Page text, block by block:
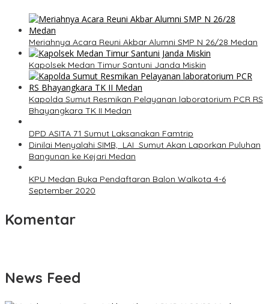
Meriahnya Acara Reuni Akbar Alumni SMP N 26/28 Medan
Kapolsek Medan Timur Santuni Janda Miskin
Kapolda Sumut Resmikan Pelayanan laboratorium PCR RS
Bhayangkara TK II Medan
DPD ASITA 71 Sumut Laksanakan Famtrip
Dinilai Menyalahi SIMB, LAI Sumut Akan Laporkan Puluhan
Bangunan ke Kejari Medan
KPU Medan Buka Pendaftaran Balon Walkota 4-6
September 2020
Komentar
News Feed